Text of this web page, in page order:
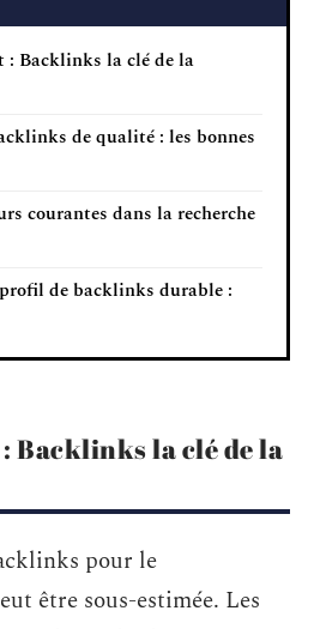
: Backlinks la clé de la
de qualité : les bonnes
courantes dans la recherche
de backlinks durable :
Backlinks la clé de la
pour le
être sous-estimée. Les